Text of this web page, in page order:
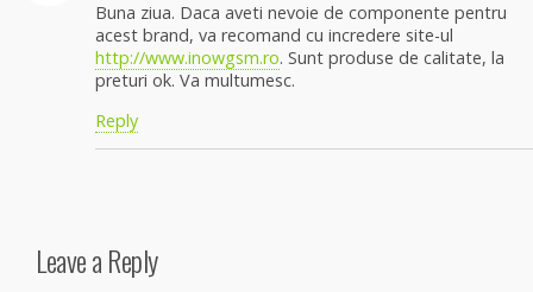
Buna ziua. Daca aveti nevoie de componente pentru
acest brand, va recomand cu incredere site-ul
http://www.inowgsm.ro. Sunt produse de calitate, la
preturi ok. Va multumesc.
Reply
Leave a Reply